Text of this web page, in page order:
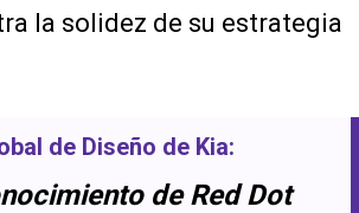
la solidez de su estrategia
de Diseño de Kia:
deRed Dot